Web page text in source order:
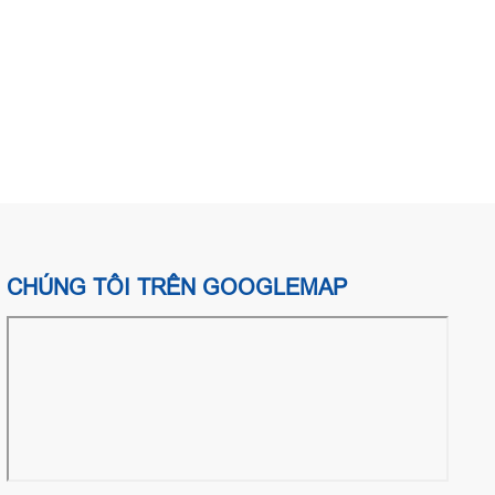
CHÚNG TÔI TRÊN GOOGLEMAP